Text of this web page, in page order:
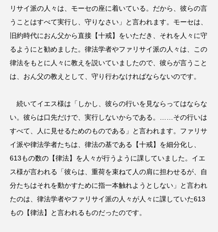
リサイ派の人々は、モーセの座に着いている。だから、彼らの言
うことはすべて実行し、守りなさい」と言われます。モーセは、
旧約時代におん父から直接【十戒】をいただき、それを人々に守
るようにと勧めました。律法学者やファリサイ派の人々は、この
律法をもとに人々に教えを説いていましたので、彼らが言うこと
は、おん父の教えとして、守り行わなければならないのです。
続いてイエス様は「しかし、彼らの行いを見ならってはならな
い。彼らは口先だけで、実行しないからである。……その行いは
すべて、人に見せるためのものである」と言われます。ファリサ
イ派や律法学者たちは、律法の基である【十戒】を細分化し、
613もの数の【律法】を人々が行うように課していました。イエ
ス様が言われる「彼らは、重荷を束ねて人の肩に担わせるが、自
分たちはそれを動かすために指一本触れようとしない」と言われ
たのは、律法学者やファリサイ派の人々が人々に課していた613
もの【律法】と言われるものだったのです。